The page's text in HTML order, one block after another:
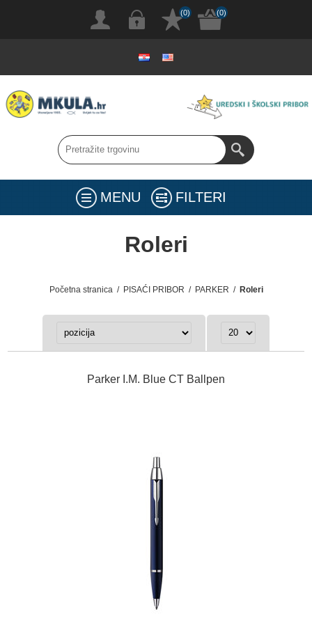
(0) (0)
MENU FILTERI
Roleri
Početna stranica / PISAĆI PRIBOR / PARKER / Roleri
Parker I.M. Blue CT Ballpen